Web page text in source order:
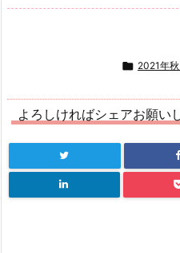
 2021年
よろしければシェアお願い